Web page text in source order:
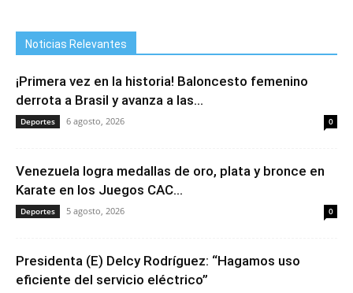
Noticias Relevantes
¡Primera vez en la historia! Baloncesto femenino
derrota a Brasil y avanza a las...
Deportes 6 agosto, 2026 0
Venezuela logra medallas de oro, plata y bronce en
Karate en los Juegos CAC...
Deportes 5 agosto, 2026 0
Presidenta (E) Delcy Rodríguez: “Hagamos uso
eficiente del servicio eléctrico”